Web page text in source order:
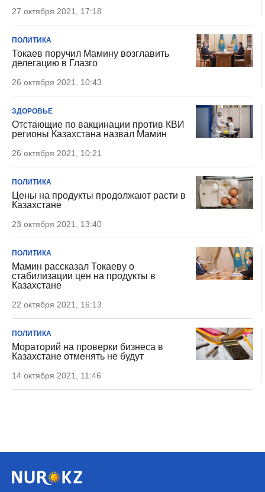
27 октября 2021, 17:18
ПОЛИТИКА
Токаев поручил Мамину возглавить
делегацию в Глазго
26 октября 2021, 10:43
ЗДОРОВЬЕ
Отстающие по вакцинации против КВИ
регионы Казахстана назвал Мамин
26 октября 2021, 10:21
ПОЛИТИКА
Цены на продукты продолжают расти в
Казахстане
23 октября 2021, 13:40
ПОЛИТИКА
Мамин рассказал Токаеву о
стабилизации цен на продукты в
Казахстане
22 октября 2021, 16:13
ПОЛИТИКА
Мораторий на проверки бизнеса в
Казахстане отменять не будут
14 октября 2021, 11:46